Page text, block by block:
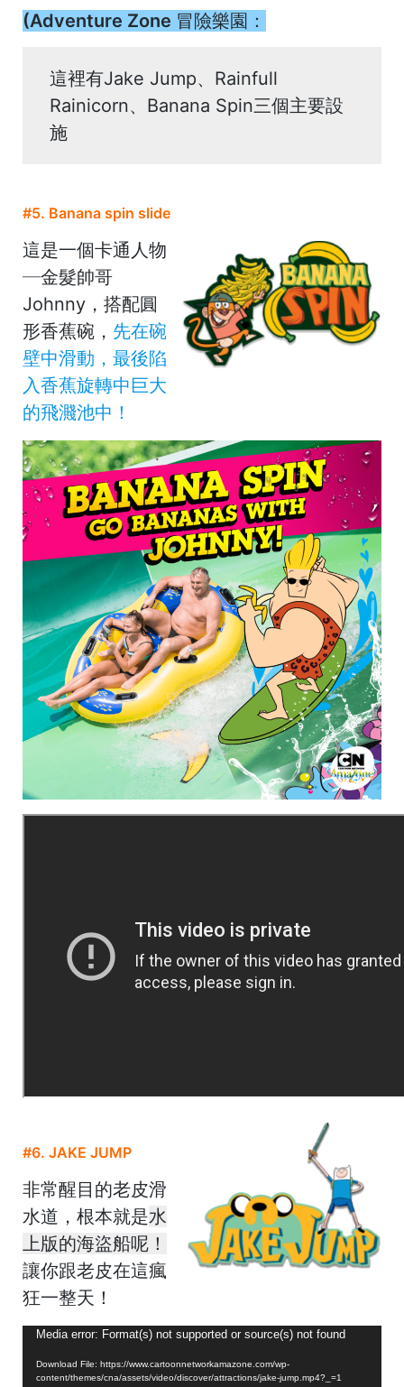
(Adventure Zone 冒險樂園：
這裡有Jake Jump、Rainfull
Rainicorn、Banana Spin三個主要設
施
#5. Banana spin slide
這是一個卡通人物
─金髮帥哥
Johnny，搭配圓
形香蕉碗， 先在碗
壁中滑動，最後陷
入香蕉旋轉中巨大
的飛濺池中！
#6. JAKE JUMP
非常醒目的老皮滑
水道，根本就是水
上版的海盜船呢！
讓你跟老皮在這瘋
狂一整天！
Media error: Format(s) not supported or source(s) not found
Download File: https://www.cartoonnetworkamazone.com/wp-
content/themes/cna/assets/video/discover/attractions/jake-jump.mp4?_=1